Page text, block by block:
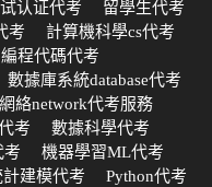
认证代考
留學生代考
考
計算機科學cs代考
編程代碼代考
數據庫系統database代考
絡network代考服務
考
數據科學代考
考
機器學習ML代考
計建模代考
Python代考